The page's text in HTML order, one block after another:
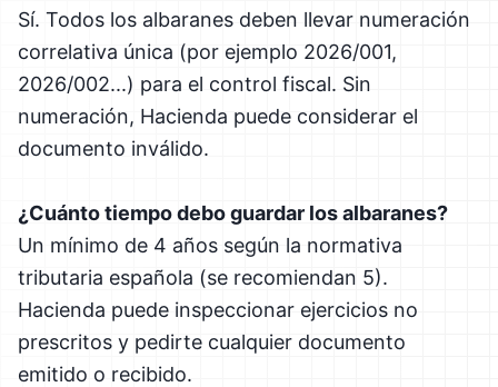
Sí. Todos los albaranes deben llevar numeración
correlativa única (por ejemplo 2026/001,
2026/002...) para el control fiscal. Sin
numeración, Hacienda puede considerar el
documento inválido.
¿Cuánto tiempo debo guardar los albaranes?
Un mínimo de 4 años según la normativa
tributaria española (se recomiendan 5).
Hacienda puede inspeccionar ejercicios no
prescritos y pedirte cualquier documento
emitido o recibido.